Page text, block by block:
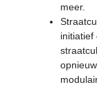
meer.
initiatief